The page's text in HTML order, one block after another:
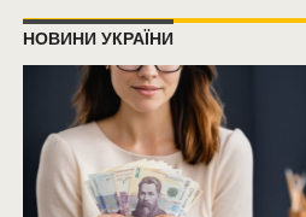
НОВИНИ УКРАЇНИ